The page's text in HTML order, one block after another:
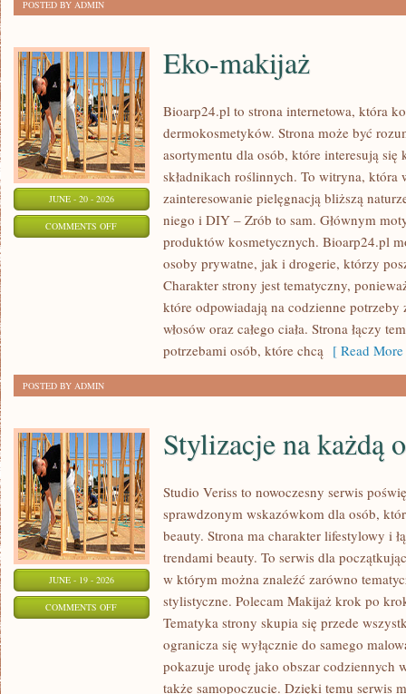
POSTED BY ADMIN
JUNE - 20 - 2026
COMMENTS OFFON
Eko-makijaż
Bioarp24.pl to strona internetowa, która
dermokosmetyków. Strona może być
asortymentu dla osób, które interesują
składnikach roślinnych. To witryna, która
zainteresowanie pielęgnacją bliższą
niego i DIY – Zrób to sam. Głównym
produktów kosmetycznych. Bioarp24.pl
osoby prywatne, jak i drogerie, którzy
Charakter strony jest tematyczny,
które odpowiadają na codzienne potrzeby
włosów oraz całego ciała. Strona łączy
potrzebami osób, które chcą [ Read
POSTED BY ADMIN
JUNE - 19 - 2026
COMMENTS OFFON
STYLIZACJE
Stylizacje na każdą
Studio Veriss to nowoczesny serwis
sprawdzonym wskazówkom dla osób,
beauty. Strona ma charakter lifestylowy i
trendami beauty. To serwis dla
w którym można znaleźć zarówno
stylistyczne. Polecam Makijaż krok po
Tematyka strony skupia się przede
ogranicza się wyłącznie do samego
pokazuje urodę jako obszar codziennych
także samopoczucie. Dzięki temu serwis